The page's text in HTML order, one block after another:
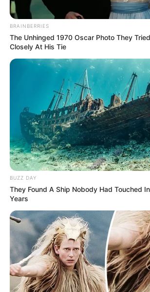
08.11.2026 19:00 Uhr: HEAVEN
„ELECTRONICALLY YOURS“
altungsplan für Bremen
10.11.2026 20:00 Uhr: HEAVEN 17 -
„ELECTRONICALLY YOURS“
altungsplan für München
11.11.2026 20:00 Uhr: HEAVEN 17
„ELECTRONICALLY YOURS“
altungsplan für Stuttgart
13.11.2026 20:00 Uhr: HEAVEN
„ELECTRONICALLY YOURS“
altungsplan für Frankfurt am Main
14.11.2026 20:00 Uhr: HEAVEN
„ELECTRONICALLY YOURS“
altungsplan für Münster
„ELECTRONICALLY YOURS“
altungsplan für Bochum
16.11.2026 19:00 Uhr: Nessi
Odyssey Workshop in München im
an für München
16.11.2026 19:30 Uhr: HEAVEN
BRAINBERRIES
The Unhinged 1970 Oscar Photo They
Closely At His Tie
BUZZ DAY
They Found A Ship Nobody Had Touched
Years